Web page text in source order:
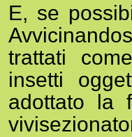
E, se
trattati
insetti
adottato la